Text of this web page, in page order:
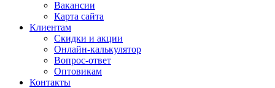
Вакансии
Карта сайта
Клиентам
Скидки и акции
Онлайн-калькулятор
Вопрос-ответ
Оптовикам
Контакты